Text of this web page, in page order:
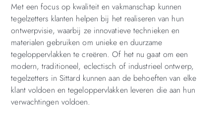
Met een focus op kwaliteit en vakmanschap kunnen
tegelzetters klanten helpen bij het realiseren van hun
ontwerpvisie, waarbij ze innovatieve technieken en
materialen gebruiken om unieke en duurzame
tegeloppervlakken te creëren. Of het nu gaat om een
modern, traditioneel, eclectisch of industrieel ontwerp,
tegelzetters in Sittard kunnen aan de behoeften van elke
klant voldoen en tegeloppervlakken leveren die aan hun
verwachtingen voldoen.